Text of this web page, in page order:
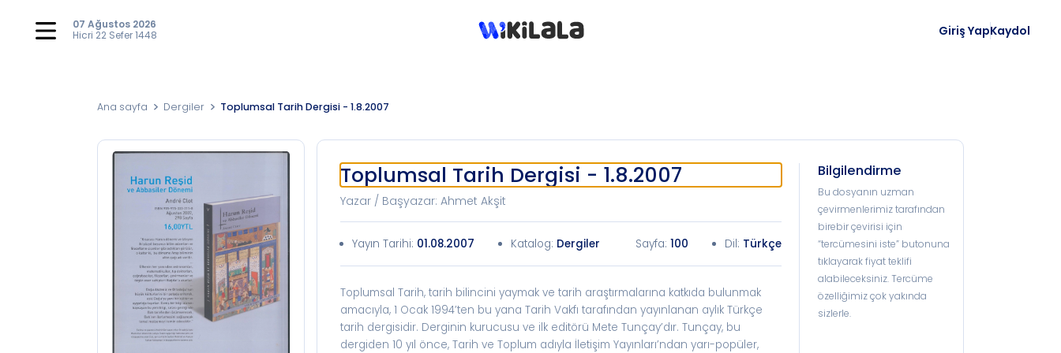
07 Ağustos 2026
Hicri 22 Sefer 1448 Giriş YapKaydol
Ana sayfa Dergiler Toplumsal Tarih Dergisi - 1.8.2007
Toplumsal Tarih Dergisi - 1.8.2007
Yazar / Başyazar: Ahmet Akşit
Yayın Tarihi: 01.08.2007 Katalog: Dergiler Sayfa:100 Dil: Türkçe
Toplumsal Tarih, tarih bilincini yaymak ve tarih araştırmalarına katkıda bulunmak
amacıyla, 1 Ocak 1994’ten bu yana Tarih Vakfı tarafından yayınlanan aylık Türkçe
tarih dergisidir. Derginin kurucusu ve ilk editörü Mete Tunçay’dır. Tunçay, bu
dergiden 10 yıl önce, Tarih ve Toplum adıyla İletişim Yayınları’ndan yarı-popüler,
Bilgilendirme
Bu dosyanın uzman
çevirmenlerimiz tarafından
birebir çevirisi için
“tercümesini iste” butonuna
tıklayarak fiyat teklifi
alabileceksiniz. Tercüme
özelliğimiz çok yakında
sizlerle.